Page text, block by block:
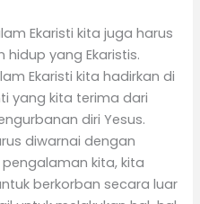
Ekaristi kita juga harus
yang Ekaristis.
Ekaristi kita hadirkan di
yang kita terima dari
diri Yesus.
diwarnai dengan
kita, kita
berkorban secara luar